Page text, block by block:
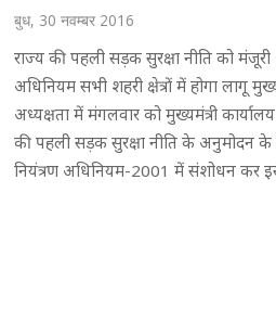
बुध, 30 नवम्बर 2016
राज्य की पहली सड़क सुरक्षा नीति को मंजूरी
अधिनियम सभी शहरी क्षेत्रों में होगा लागू
अध्यक्षता में मंगलवार को मुख्यमंत्री
की पहली सड़क सुरक्षा नीति के अनुमोदन के
नियंत्रण अधिनियम-2001 में संशोधन कर